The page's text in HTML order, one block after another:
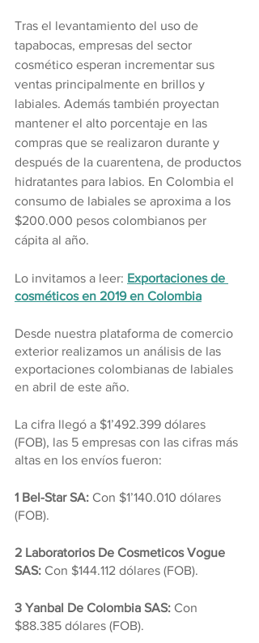
Tras el levantamiento del uso de
tapabocas, empresas del sector
cosmético esperan incrementar sus
ventas principalmente en brillos y
labiales. Además también proyectan
mantener el alto porcentaje en las
compras que se realizaron durante y
después de la cuarentena, de productos
hidratantes para labios. En Colombia el
consumo de labiales se aproxima a los
$200.000 pesos colombianos per
cápita al año.
Lo invitamos a leer: Exportaciones de
cosméticos en 2019 en Colombia
Desde nuestra plataforma de comercio
exterior realizamos un análisis de las
exportaciones colombianas de labiales
en abril de este año.
La cifra llegó a $1’492.399 dólares
(FOB), las 5 empresas con las cifras más
altas en los envíos fueron:
1 Bel-Star SA: Con $1’140.010 dólares
(FOB).
2 Laboratorios De Cosmeticos Vogue
SAS: Con $144.112 dólares (FOB).
3 Yanbal De Colombia SAS: Con
$88.385 dólares (FOB).